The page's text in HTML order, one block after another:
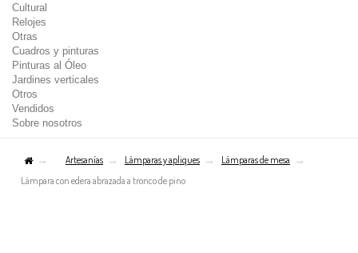
Cultural
Relojes
Otras
Cuadros y pinturas
Pinturas al Óleo
Jardines verticales
Otros
Vendidos
Sobre nosotros
Artesanías Lámparas y apliques
Lámparas de mesa
Lámpara con edera abrazada a tronco de pino